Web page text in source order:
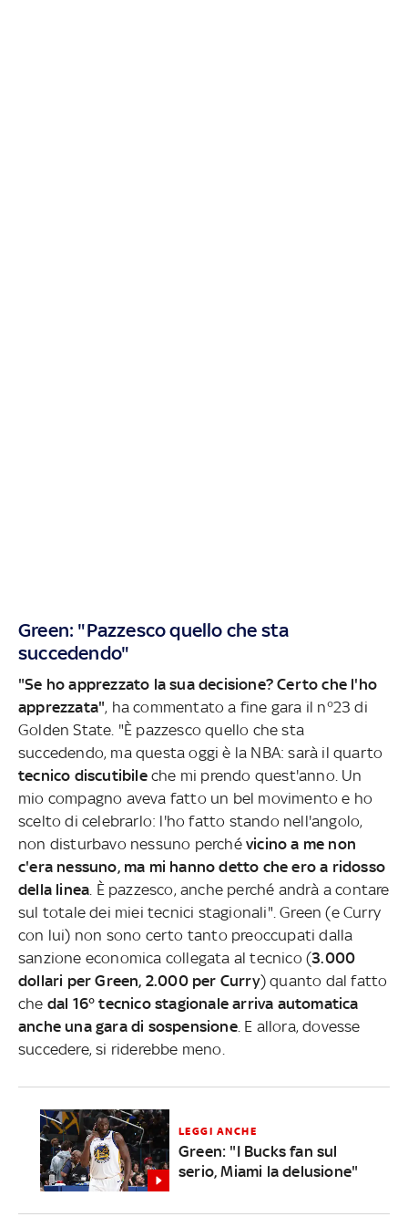
Green: "Pazzesco quello che sta
succedendo"
"Se ho apprezzato la sua decisione? Certo che l'ho
apprezzata", ha commentato a fine gara il n°23 di
Golden State. "È pazzesco quello che sta
succedendo, ma questa oggi è la NBA: sarà il quarto
tecnico discutibileche mi prendo quest'anno. Un
mio compagno aveva fatto un bel movimento e ho
scelto di celebrarlo: l'ho fatto stando nell'angolo,
non disturbavo nessuno perché vicino a me non
c'era nessuno, ma mi hanno detto che ero a ridosso
della linea . È pazzesco, anche perché andrà a contare
sul totale dei miei tecnici stagionali". Green (e Curry
con lui) non sono certo tanto preoccupati dalla
sanzione economica collegata al tecnico (3.000
dollari per Green, 2.000 per Curry) quanto dal fatto
che dal 16° tecnico stagionale arriva automatica
anche una gara di sospensione. E allora, dovesse
succedere, si riderebbe meno.
LEGGI ANCHE
Green: "I Bucks fan sul
serio, Miami la delusione"